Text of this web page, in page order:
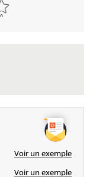
Voir un exemple
Voir un exemple